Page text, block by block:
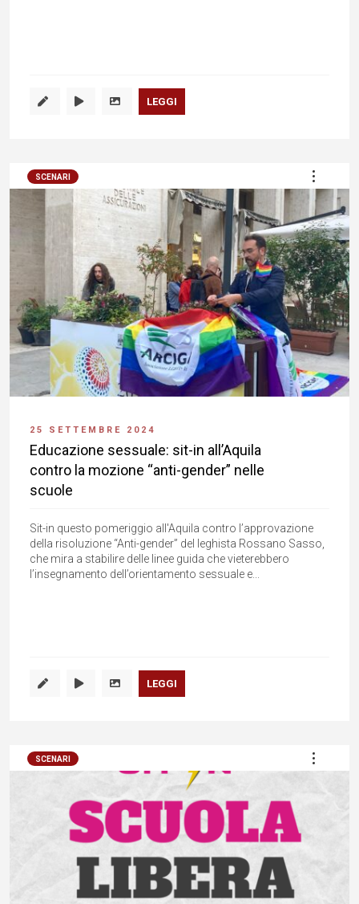
LEGGI
SCENARI
25 SETTEMBRE 2024
Educazione sessuale: sit-in all’Aquila
contro la mozione “anti-gender” nelle
scuole
Sit-in questo pomeriggio all'Aquila contro l’approvazione
della risoluzione “Anti-gender” del leghista Rossano Sasso,
che mira a stabilire delle linee guida che vieterebbero
l’insegnamento dell’orientamento sessuale e...
LEGGI
SCENARI